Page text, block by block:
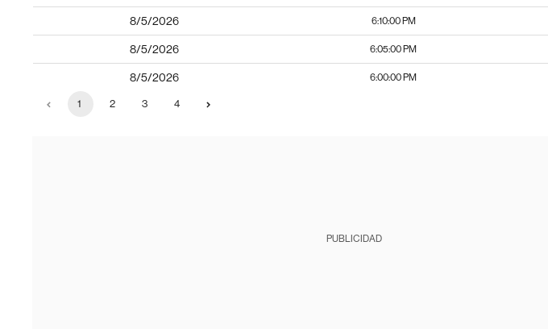
8/5/2026 6:10:00 PM
8/5/2026 6:05:00 PM
8/5/2026 6:00:00 PM
1 2 3 4
PUBLICIDAD